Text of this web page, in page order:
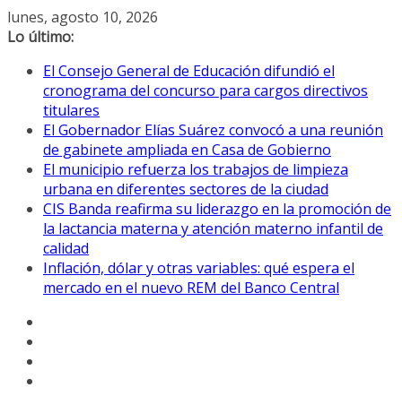
Saltar
al
lunes, agosto 10, 2026
Lo último:
El Consejo General de Educación difundió el
cronograma del concurso para cargos directivos
titulares
El Gobernador Elías Suárez convocó a una reunión
de gabinete ampliada en Casa de Gobierno
El municipio refuerza los trabajos de limpieza
urbana en diferentes sectores de la ciudad
CIS Banda reafirma su liderazgo en la promoción de
la lactancia materna y atención materno infantil de
calidad
Inflación, dólar y otras variables: qué espera el
mercado en el nuevo REM del Banco Central